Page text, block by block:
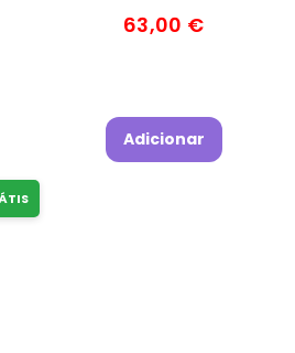
63,00 €
Adicionar